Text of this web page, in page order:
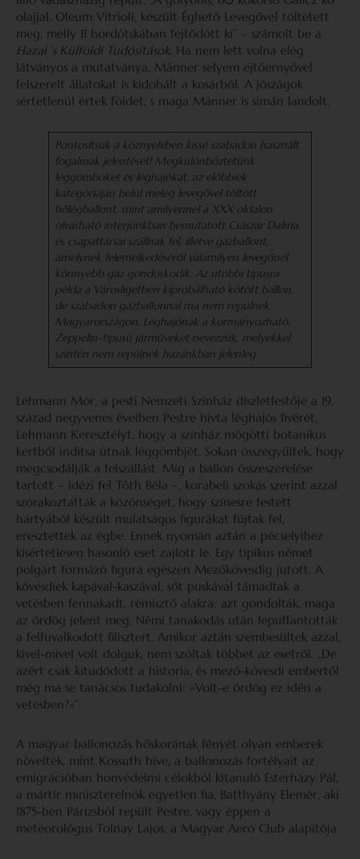
olajjal, Oleum Vitrioli, készült Éghető Levegővel töltetett
meg, melly 11 hordótskában fejtődött ki” – számolt be a
Hazai ’s Külföldi Tudósítások. Ha nem lett volna elég
látványos a mutatványa, Männer selyem ejtőernyővel
felszerelt állatokat is kidobált a kosárból. A jószágok
sértetlenül értek földet, s maga Männer is simán landolt.
Pontosítsuk a köznyelvben kissé szabadon használt
fogalmak jelentését! Megkülönböztetünk
léggömböket és léghajókat, az előbbiek
kategóriáján belül meleg levegővel töltött
hőlégballont, mint amilyennel a XXX oldalon
olvasható interjúnkban bemutatott Császár Dalma
és csapattársai szállnak fel, illetve gázballont,
amelynek felemelkedéséről valamilyen levegőnél
könnyebb gáz gondoskodik. Az utóbbi típusra
példa a Városligetben kipróbálható kötött ballon,
de szabadon gázballonnal ma nem repülnek
Magyarországon. Léghajónak a kormányozható,
Zeppelin-típusú járműveket nevezzük, melyekkel
szintén nem repülnek hazánkban jelenleg
Lehmann Mór, a pesti Nemzeti Színház díszletfestője a 19.
század negyvenes éveiben Pestre hívta léghajós fivérét,
Lehmann Keresztélyt, hogy a színház mögötti botanikus
kertből indítsa útnak léggömbjét. Sokan összegyűltek, hogy
megcsodálják a felszállást. Míg a ballon összeszerelése
tartott – idézi fel Tóth Béla –, korabeli szokás szerint azzal
szórakoztatták a közönséget, hogy színesre festett
hártyából készült mulatságos figurákat fújtak fel,
eresztettek az égbe. Ennek nyomán aztán a pécselyihez
kísértetiesen hasonló eset zajlott le. Egy tipikus német
polgárt formázó figura egészen Mezőkövesdig jutott. A
kövesdiek kapával-kaszával, sőt puskával támadtak a
vetésben fennakadt, rémisztő alakra: azt gondolták, maga
az ördög jelent meg. Némi tanakodás után lepuffantották
a felfuvalkodott filisztert. Amikor aztán szembesültek azzal,
kivel-mivel volt dolguk, nem szóltak többet az esetről. „De
azért csak kitudódott a historia, és mező-kövesdi embertől
még ma se tanácsos tudakolni: »Volt-e ördög ez idén a
vetésben?«”
A magyar ballonozás hőskorának fényét olyan emberek
növelték, mint Kossuth híve, a ballonozás fortélyait az
emigrációban honvédelmi célokból kitanuló Esterházy Pál,
a mártír miniszterelnök egyetlen fia, Batthyány Elemér, aki
1875-ben Párizsból repült Pestre, vagy éppen a
meteorológus Tolnay Lajos, a Magyar Aero Club alapítója.